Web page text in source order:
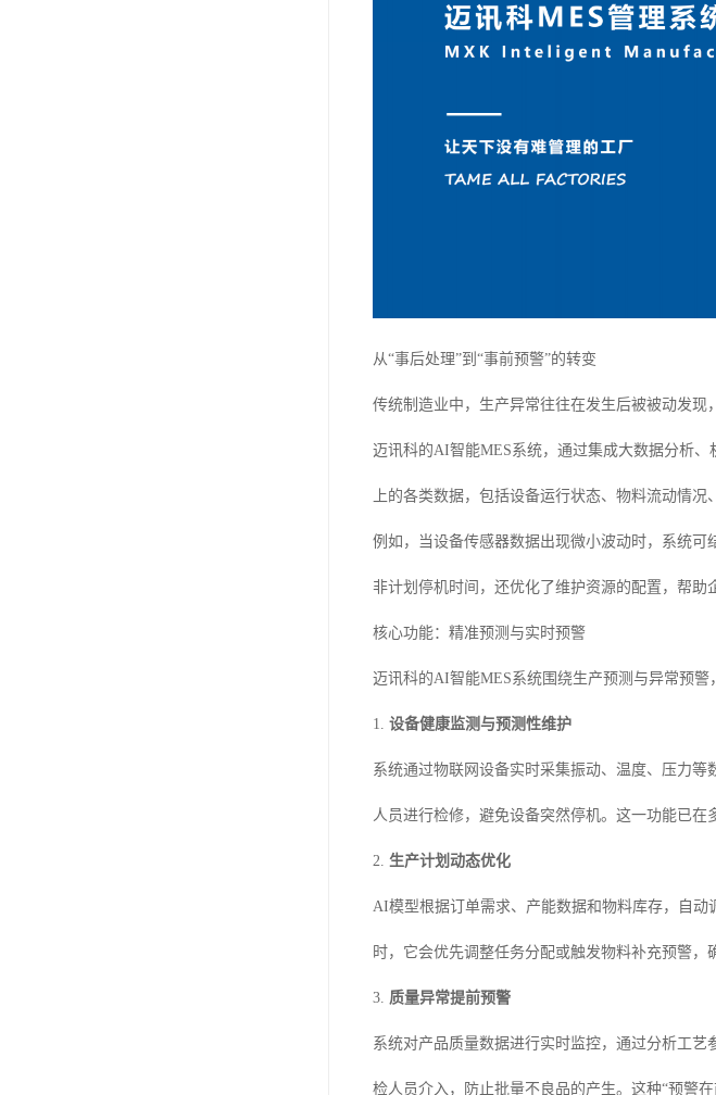
从“事后处理”到“事前预警”的转变
传统制造业中，生产异常往往在发生后被被动发现
迈讯科的AI智能MES系统，通过集成大数据分析
上的各类数据，包括设备运行状态、物料流动情
例如，当设备传感器数据出现微小波动时，系统
非计划停机时间，还优化了维护资源的配置，帮助
核心功能：精准预测与实时预警
迈讯科的AI智能MES系统围绕生产预测与异常预警
1. 设备健康监测与预测性维护
系统通过物联网设备实时采集振动、温度、压力
人员进行检修，避免设备突然停机。这一功能已在
2. 生产计划动态优化
AI模型根据订单需求、产能数据和物料库存，自
时，它会优先调整任务分配或触发物料补充预警，
3. 质量异常提前预警
系统对产品质量数据进行实时监控，通过分析工
检人员介入，防止批量不良品的产生。这种“预警